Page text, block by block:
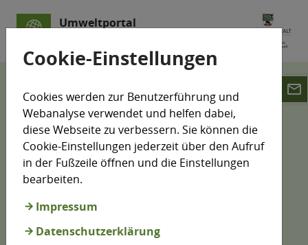
Umweltportal
Karten
Umweltdaten-Karte
Viele Informationen zur Umwelt können auf Karten
dargestellt werden. Hier haben wir aus vielen
Bereichen Informationen zusammengeführt. Sie
können einen Standort vorgeben oder direkt in der
Cookie-Einstellungen
Cookies werden zur Benutzerführung und
Webanalyse verwendet und helfen dabei,
diese Webseite zu verbessern. Sie können die
Cookie-Einstellungen jederzeit über den Aufruf
in der Fußzeile öffnen und die Einstellungen
bearbeiten.
Impressum
Datenschutzerklärung
email